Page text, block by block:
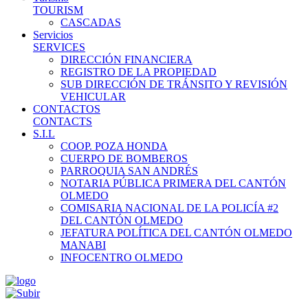
TOURISM
CASCADAS
Servicios
SERVICES
DIRECCIÓN FINANCIERA
REGISTRO DE LA PROPIEDAD
SUB DIRECCIÓN DE TRÁNSITO Y REVISIÓN
VEHICULAR
CONTACTOS
CONTACTS
S.I.L
COOP. POZA HONDA
CUERPO DE BOMBEROS
PARROQUIA SAN ANDRÉS
NOTARIA PÚBLICA PRIMERA DEL CANTÓN
OLMEDO
COMISARIA NACIONAL DE LA POLICÍA #2
DEL CANTÓN OLMEDO
JEFATURA POLÍTICA DEL CANTÓN OLMEDO
MANABI
INFOCENTRO OLMEDO